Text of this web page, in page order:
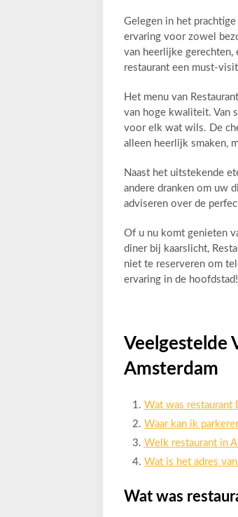
Gelegen in het
ervaring voor zowel
van heerlijke gerechten,
restaurant een must-
Het menu van
van hoge kwaliteit. Van
voor elk wat wils. De
alleen heerlijk smaken,
Naast het uitstekende
andere dranken om uw
adviseren over de
Of u nu komt genieten
diner bij kaarslicht,
niet te reserveren om
ervaring in de hoofdstad!
Veelgestelde
Amsterdam
Wat was restaurant
Waar kan ik
Welk restaurant in
Wat is het adres
Wat was